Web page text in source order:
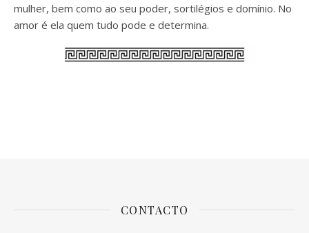
mulher, bem como ao seu poder, sortilégios e domínio. No
amor é ela quem tudo pode e determina.
CONTACTO